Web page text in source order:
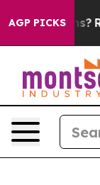
AGP PICKS
Farms?